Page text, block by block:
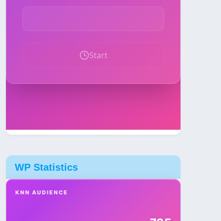
WP Statistics
KNN AUDIENCE